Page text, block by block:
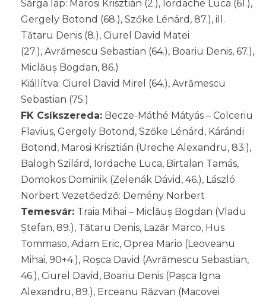
Sárga lap: Marosi Krisztián (2.), Iordache Luca (61.),
Gergely Botond (68.), Szőke Lénárd, 87.), ill.
Tătaru Denis (8.), Ciurel David Matei
(27.), Avrămescu Sebastian (64.), Boariu Denis, 67.),
Miclăuș Bogdan, 86.)
Kiállítva: Ciurel David Mirel (64.), Avrămescu
Sebastian (75.)
FK Csíkszereda: Becze-Máthé Mátyás – Colceriu
Flavius, Gergely Botond, Szőke Lénárd, Kárándi
Botond, Marosi Krisztián (Ureche Alexandru, 83.),
Balogh Szilárd, Iordache Luca, Birtalan Tamás,
Domokos Dominik (Zelenák Dávid, 46.), László
Norbert Vezetőedző: Demény Norbert
Temesvár: Traia Mihai – Miclăuș Bogdan (Vladu
Ștefan, 89.), Tătaru Denis, Lazăr Marco, Hus
Tommaso, Adam Eric, Oprea Mario (Leoveanu
Mihai, 90+4.), Roșca David (Avrămescu Sebastian,
46.), Ciurel David, Boariu Denis (Pașca Igna
Alexandru, 89.), Erceanu Răzvan (Macovei